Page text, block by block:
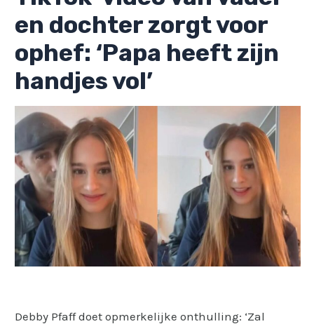
en dochter zorgt voor
ophef: ‘Papa heeft zijn
handjes vol’
Debby Pfaff doet opmerkelijke onthulling: ‘Zal